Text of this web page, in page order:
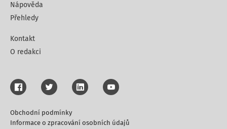
Nápověda
Přehledy
Kontakt
O redakci
Obchodní podmínky
Informace o zpracování osobních údajů